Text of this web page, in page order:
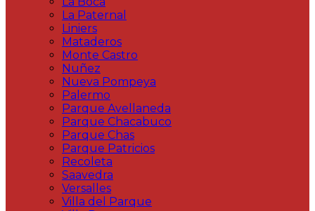
La Paternal
Liniers
Mataderos
Monte Castro
Nuñez
Nueva Pompeya
Palermo
Parque Avellaneda
Parque Chacabuco
Parque Chas
Parque Patricios
Recoleta
Saavedra
Versalles
Villa del Parque